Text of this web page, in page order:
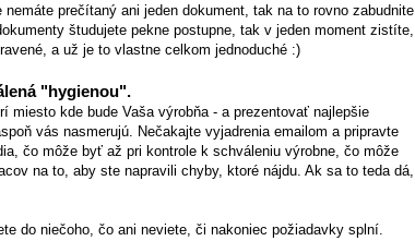
prečítaný ani jeden dokument, tak na to rovno zabudnite
študujete pekne postupne, tak v jeden moment zistíte,
a už je to vlastne celkom jednoduché :)
"hygienou".
kde bude Vaša výrobňa - a prezentovať najlepšie
vás nasmerujú. Nečakajte vyjadrenia emailom a pripravte
čo môže byť až pri kontrole k schváleniu výrobne, čo môže
na to, aby ste napravili chyby, ktoré nájdu. Ak sa to teda dá,
do niečoho, čo ani neviete, či nakoniec požiadavky splní.